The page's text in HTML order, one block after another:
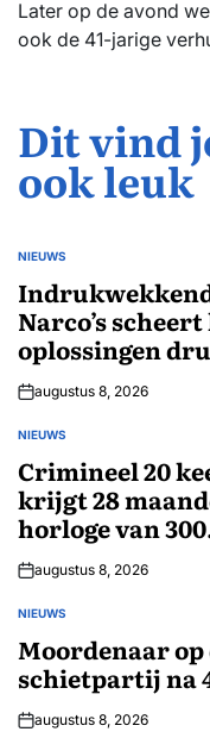
Later op de avond
ook de 41-jarige
Dit vind
ook leuk
GEPLAATST
NIEUWS
Narco’s
oplossingen
augustus 8, 2026
GEPLAATST
NIEUWS
Crimineel 20
krijgt 28
horloge van
augustus 8, 2026
GEPLAATST
NIEUWS
Moordenaar
schietpartij na
augustus 8, 2026